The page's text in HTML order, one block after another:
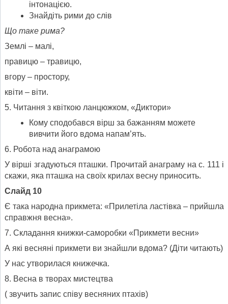
інтонацією.
Знайдіть рими до слів
Що таке рима?
Землі – малі,
правицю – травицю,
вгору – простору,
квіти – віти.
5. Читання з квіткою ланцюжком, «Диктори»
Кому сподобався вірш за бажанням можете
вивчити його вдома напам’ять.
6. Робота над анаграмою
У вірші згадуються пташки. Прочитай анаграму на с. 111 і
скажи, яка пташка на своїх крилах весну приносить.
Слайд 10
Є така народна прикмета: «Прилетіла ластівка – прийшла
справжня весна».
7. Складання книжки-саморобки «Прикмети весни»
А які весняні прикмети ви знайшли вдома? (Діти читають)
У нас утворилася книжечка.
8. Весна в творах мистецтва
( звучить запис співу весняних птахів)